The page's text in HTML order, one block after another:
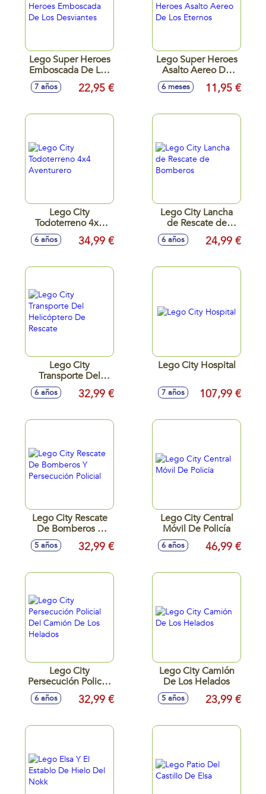
Lego Super Heroes
Emboscada De Los
Desviantes
7 años 22,95 €
Lego Super Heroes
Asalto Aereo De
Los Eternos
6 meses 11,95 €
Lego City
Todoterreno 4x4
Aventurero
6 años 34,99 €
Lego City Lancha
de Rescate de
Bomberos
6 años 24,99 €
Lego City
Transporte Del
Helicóptero De
Rescate
6 años 32,99 €
Lego City Hospital
7 años 107,99 €
Lego City Rescate
De Bomberos Y
Persecución Policial
5 años 32,99 €
Lego City Central
Móvil De Policía
6 años 46,99 €
Lego City
Persecución Policial
Del Camión De Los
Helados
6 años 32,99 €
Lego City Camión
De Los Helados
5 años 23,99 €